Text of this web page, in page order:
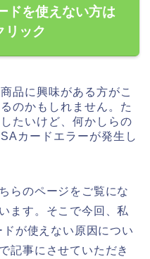
ドを使えない方は
リック
品に興味がある方がこ
のかもしれません。た
たいけど、何かしらの
カードエラーが発生し
らのページをご覧にな
ます。そこで今回、私
が使えない原因につい
記事にさせていただき